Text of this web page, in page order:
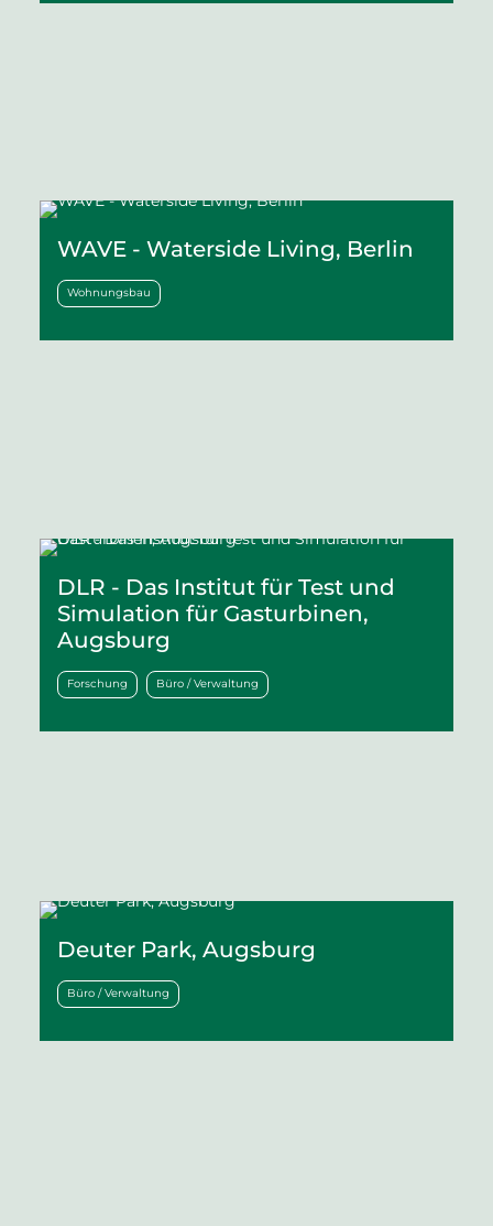
WAVE - Waterside Living, Berlin
Wohnungsbau
DLR - Das Institut für Test und
Simulation für Gasturbinen,
Augsburg
Forschung Büro / Verwaltung
Deuter Park, Augsburg
Büro / Verwaltung